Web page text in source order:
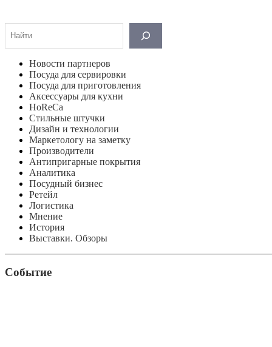
Новости партнеров
Посуда для сервировки
Посуда для приготовления
Аксессуары для кухни
HoReCa
Стильные штучки
Дизайн и технологии
Маркетологу на заметку
Производители
Антипригарные покрытия
Аналитика
Посудный бизнес
Ретейл
Логистика
Мнение
История
Выставки. Обзоры
Событие